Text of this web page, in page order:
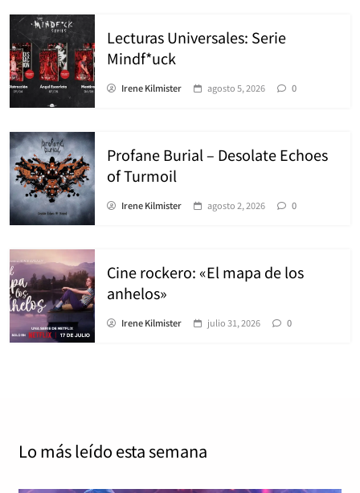
Lecturas Universales: Serie
Mindf*uck
Irene Kilmister agosto 5, 2026 0
Profane Burial – Desolate Echoes
of Turmoil
Irene Kilmister agosto 2, 2026 0
Cine rockero: «El mapa de los
anhelos»
Irene Kilmister julio 31, 2026 0
Lo más leído esta semana